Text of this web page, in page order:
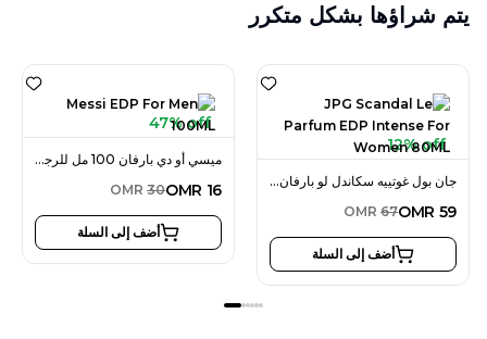
يتم شراؤها بشكل متكرر
47% off
ميسي أو دي بارفان 100 مل للرجال
OMR 16
OMR 30
أضف إلى السلة
12% off
جان بول غوتييه سكاندل لو بارفان أو دو بارفان إنتنس 80 مل للنساء
OMR 59
OMR 67
أضف إلى السلة